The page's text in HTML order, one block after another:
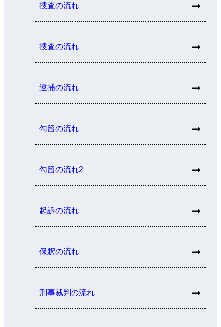
捜査の流れ
捜査の流れ
逮捕の流れ
勾留の流れ
勾留の流れ2
起訴の流れ
保釈の流れ
刑事裁判の流れ